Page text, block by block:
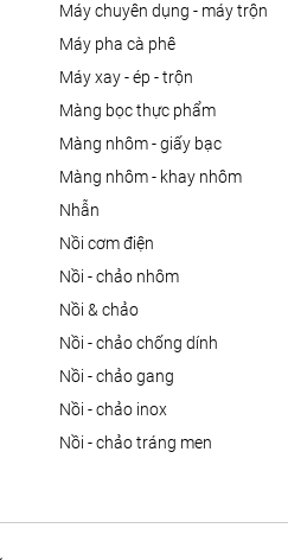
máy chuyên dụng - máy trộn
máy pha cà phê
máy xay - ép - trộn
màng bọc thực phẩm
màng nhôm - giấy bạc
màng nhôm - khay nhôm
nhẫn
nồi cơm điện
nồi - chảo nhôm
nồi & chảo
nồi - chảo chống dính
nồi - chảo gang
nồi - chảo inox
nồi - chảo tráng men